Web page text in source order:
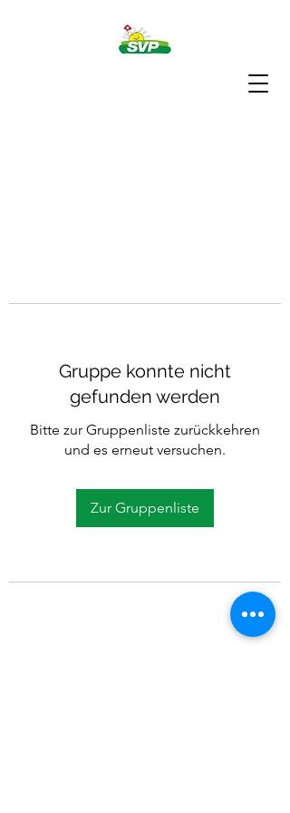
Gruppe konnte nicht
gefunden werden
Bitte zur Gruppenliste zurückkehren
und es erneut versuchen.
Zur Gruppenliste